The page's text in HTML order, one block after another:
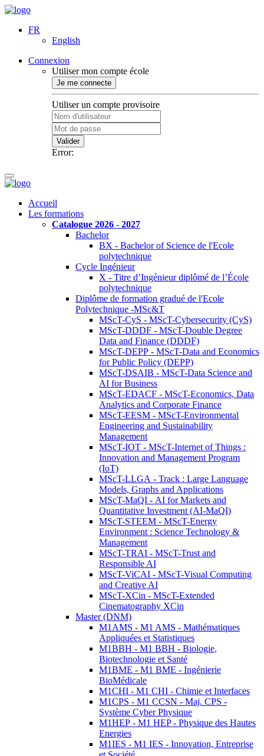
FR
English
Connexion
Utiliser mon compte école
Je me connecte
Utiliser un compte provisoire
Valider
Error:
Accueil
Les formations
Catalogue 2026 - 2027
Bachelor
BX - Bachelor of Science de l'Ecole
polytechnique
Cycle Ingénieur
X - Titre d’Ingénieur diplômé de l’École
polytechnique
Diplôme de formation gradué de l'Ecole
Polytechnique -MSc&T
MScT-CyS - MScT-Cybersecurity (CyS)
MScT-DDDF - MScT-Double Degree
Data and Finance (DDDF)
MScT-DEPP - MScT-Data and Economics
for Public Policy (DEPP)
MScT-DSAIB - MScT-Data Science and
AI for Business
MScT-EDACF - MScT-Economics, Data
Analytics and Corporate Finance
MScT-EESM - MScT-Environmental
Engineering and Sustainability
Management
MScT-IOT - MScT-Internet of Things :
Innovation and Management Program
(IoT)
MScT-LLGA - Track : Large Language
Models, Graphs and Applications
MScT-MaQI - AI for Markets and
Quantitative Investment (AI-MaQI)
MScT-STEEM - MScT-Energy
Environment : Science Technology &
Management
MScT-TRAI - MScT-Trust and
Responsible AI
MScT-ViCAI - MScT-Visual Computing
and Creative AI
MScT-XCin - MScT-Extended
Cinematography XCin
Master (DNM)
M1AMS - M1 AMS - Mathématiques
Appliquées et Statistiques
M1BBH - M1 BBH - Biologie,
Biotechnologie et Santé
M1BME - M1 BME - Ingénierie
BioMédicale
M1CHI - M1 CHI - Chimie et Interfaces
M1CPS - M1 CCSN - Maj. CPS -
Système Cyber Physique
M1HEP - M1 HEP - Physique des Hautes
Energies
M1IES - M1 IES - Innovation, Entreprise